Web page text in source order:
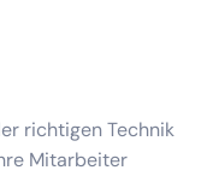
richtigen Technik
Mitarbeiter